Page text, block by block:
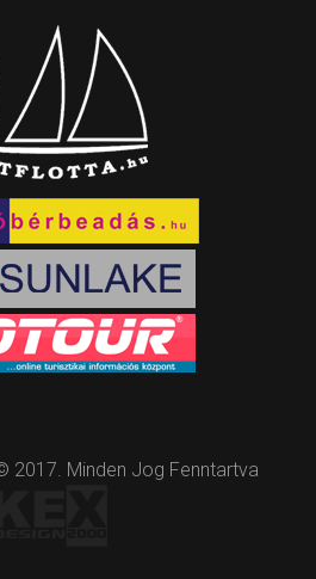
2017. Minden Jog Fenntartva